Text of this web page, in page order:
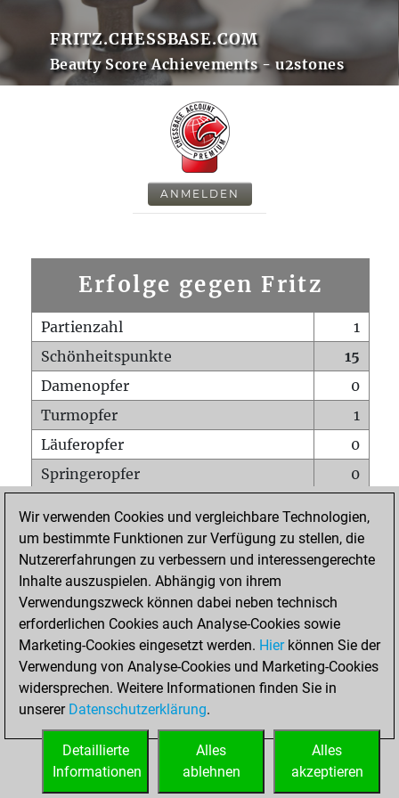
FRITZ.CHESSBASE.COM
Beauty Score Achievements - u2stones
ANMELDEN
Erfolge gegen Fritz
Partienzahl
1
Schönheitspunkte
15
Damenopfer
0
Turmopfer
1
Läuferopfer
0
Springeropfer
0
Matt auf vollem Brett
0
Bauer setzt Matt
0
Erstickte Matts
Unterverwandlungen
Türme auf der siebten
0
STARTSEITE
Wir verwenden Cookies und vergleichbare Technologien,
um bestimmte Funktionen zur Verfügung zu stellen, die
Nutzererfahrungen zu verbessern und interessengerechte
Inhalte auszuspielen. Abhängig von ihrem
Verwendungszweck können dabei neben technisch
erforderlichen Cookies auch Analyse-Cookies sowie
Marketing-Cookies eingesetzt werden. Hierkönnen Sie der
Verwendung von Analyse-Cookies und Marketing-Cookies
widersprechen. Weitere Informationen finden Sie in
unserer Datenschutzerklärung.
Alles
akzeptieren
Alles
ablehnen
Detaillierte
Informationen